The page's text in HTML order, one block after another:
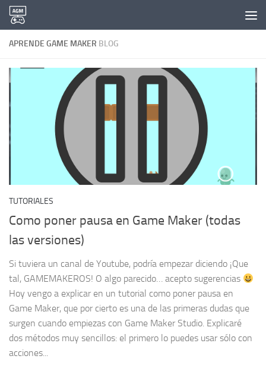
Saltar al contenido
APRENDE GAME MAKER BLOG
TUTORIALES
Como poner pausa en Game Maker (todas
las versiones)
Si tuviera un canal de Youtube, podría empezar diciendo ¡Que
tal, GAMEMAKEROS! O algo parecido… acepto sugerencias
Hoy vengo a explicar en un tutorial como poner pausa en
Game Maker, que por cierto es una de las primeras dudas que
surgen cuando empiezas con Game Maker Studio. Explicaré
dos métodos muy sencillos: el primero lo puedes usar sólo con
acciones...